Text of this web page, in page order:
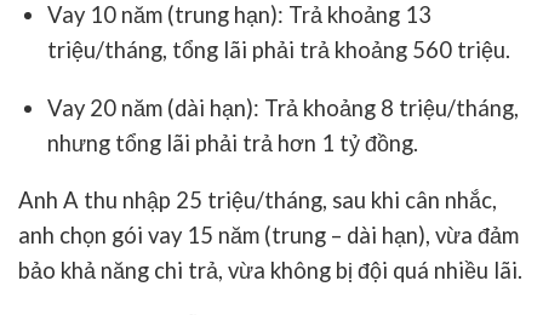
Vay 10 năm (trung hạn): Trả khoảng 13
triệu/tháng, tổng lãi phải trả khoảng 560 triệu.
Vay 20 năm (dài hạn): Trả khoảng 8 triệu/tháng,
nhưng tổng lãi phải trả hơn 1 tỷ đồng.
Anh A thu nhập 25 triệu/tháng, sau khi cân nhắc,
anh chọn gói vay 15 năm (trung – dài hạn), vừa đảm
bảo khả năng chi trả, vừa không bị đội quá nhiều lãi.